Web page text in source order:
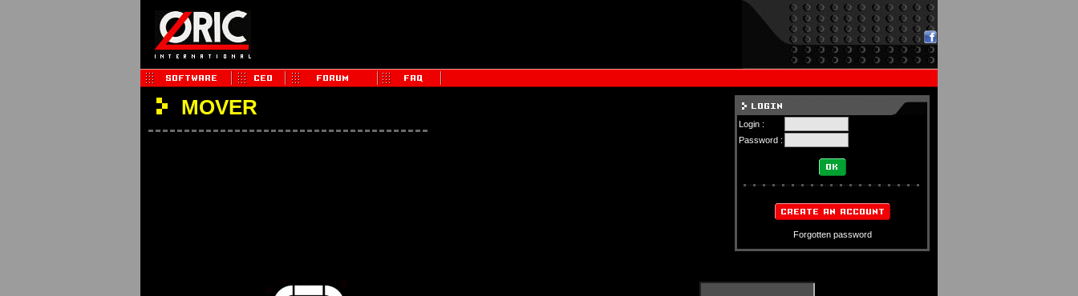
MOVER
Login :
Password :
Forgotten password